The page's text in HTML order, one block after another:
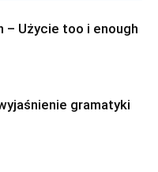
– Użycie too i enough
gramatyki